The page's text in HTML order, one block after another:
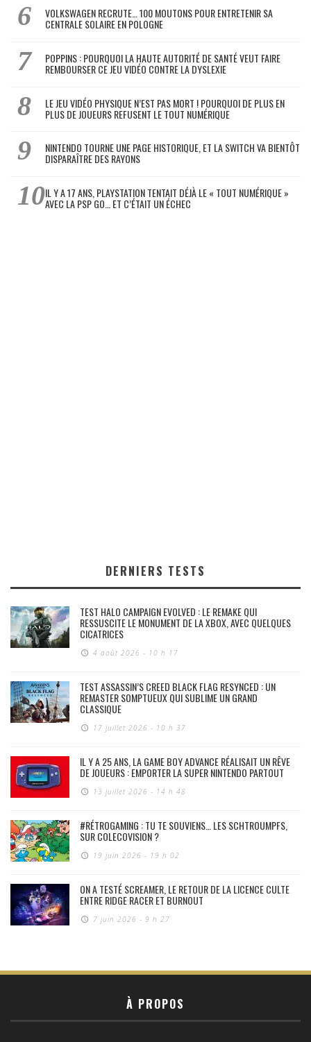
VOLKSWAGEN RECRUTE… 100 MOUTONS POUR ENTRETENIR SA
CENTRALE SOLAIRE EN POLOGNE
POPPINS : POURQUOI LA HAUTE AUTORITÉ DE SANTÉ VEUT FAIRE
REMBOURSER CE JEU VIDÉO CONTRE LA DYSLEXIE
LE JEU VIDÉO PHYSIQUE N’EST PAS MORT ! POURQUOI DE PLUS EN
PLUS DE JOUEURS REFUSENT LE TOUT NUMÉRIQUE
NINTENDO TOURNE UNE PAGE HISTORIQUE, ET LA SWITCH VA BIENTÔT
DISPARAÎTRE DES RAYONS
IL Y A 17 ANS, PLAYSTATION TENTAIT DÉJÀ LE « TOUT NUMÉRIQUE »
AVEC LA PSP GO… ET C’ÉTAIT UN ÉCHEC
DERNIERS TESTS
TEST HALO CAMPAIGN EVOLVED : LE REMAKE QUI
RESSUSCITE LE MONUMENT DE LA XBOX, AVEC QUELQUES
CICATRICES
4 août 2026 - 10 h 17
TEST ASSASSIN’S CREED BLACK FLAG RESYNCED : UN
REMASTER SOMPTUEUX QUI SUBLIME UN GRAND
CLASSIQUE
17 juillet 2026 - 10 h 37
IL Y A 25 ANS, LA GAME BOY ADVANCE RÉALISAIT UN RÊVE
DE JOUEURS : EMPORTER LA SUPER NINTENDO PARTOUT
13 juillet 2026 - 14 h 48
#RÉTROGAMING : TU TE SOUVIENS… LES SCHTROUMPFS,
SUR COLECOVISION ?
19 juin 2026 - 19 h 02
ON A TESTÉ SCREAMER, LE RETOUR DE LA LICENCE CULTE
ENTRE RIDGE RACER ET BURNOUT
7 juin 2026 - 9 h 27
À PROPOS